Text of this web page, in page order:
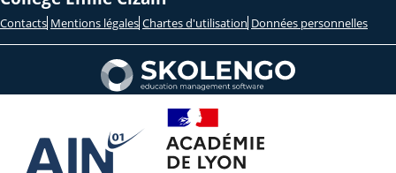
Contacts Mentions légales Chartes d'utilisation Données personnelles